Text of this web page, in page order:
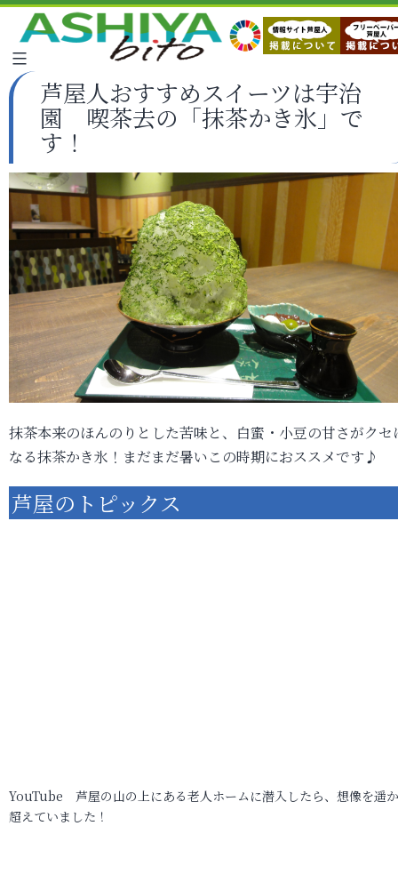
芦屋人おすすめスイーツは宇治
園 喫茶去の「抹茶かき氷」で
す！
抹茶本来のほんのりとした苦味と、白蜜・小豆の甘さがクセ
なる抹茶かき氷！まだまだ暑いこの時期におススメです♪
芦屋のトピックス
YouTube 芦屋の山の上にある老人ホームに潜入したら、想像を遥
超えていました！